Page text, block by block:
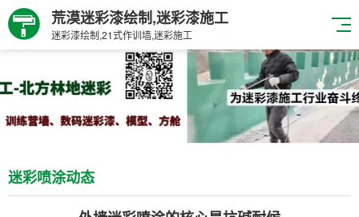
荒漠迷彩漆绘制,迷彩漆施工
迷彩漆绘制,21式作训墙,迷彩施工
迷彩喷涂动态